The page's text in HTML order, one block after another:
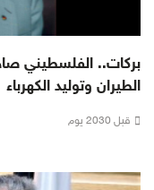
بركات.. الفلسطيني
الطيران وتوليد الكهرباء
قبل 2030 يوم